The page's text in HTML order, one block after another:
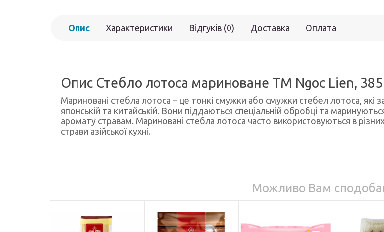
Опис Характеристики Відгуків (0) Доставка Оплата
Опис Стебло лотоса мариноване ТМ Ngoc Lien,
Мариновані стебла лотоса – це тонкі смужки або смужки стебел лотоса, які
японській та китайській. Вони піддаються спеціальній обробці та
аромату стравам. Мариновані стебла лотоса часто використовуються в
страви азійської кухні.
Можливо Вам